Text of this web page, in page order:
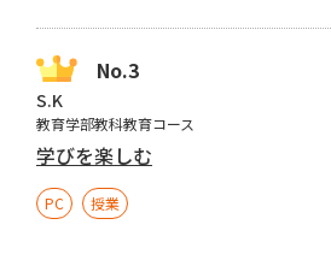
S.K
教育学部教科教育コース
学びを楽しむ
PC 授業